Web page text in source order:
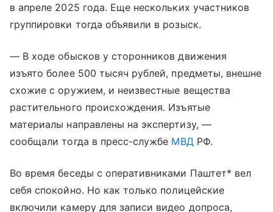
в апреле 2025 года. Еще нескольких участников
группировки тогда объявили в розыск.
— В ходе обысков у сторонников движения
изъято более 500 тысяч рублей, предметы, внешне
схожие с оружием, и неизвестные вещества
растительного происхождения. Изъятые
материалы направлены на экспертизу, —
сообщали тогда в пресс-службе МВД РФ.
Во время беседы с оперативниками Паштет* вел
себя спокойно. Но как только полицейские
включили камеру для записи видео допроса,